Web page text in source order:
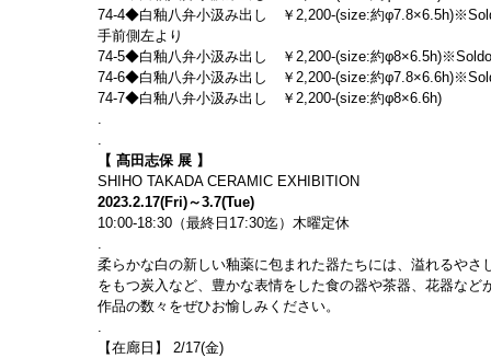
74-4◆白釉八弁小汲み出し　￥2,200-(size:約
手前側左より
74-5◆白釉八弁小汲み出し　￥2,200-(size:約
74-6◆白釉八弁小汲み出し　￥2,200-(size:約
74-7◆白釉八弁小汲み出し　￥2,200-(size:約φ8×6.6h)
【 髙田志保 展 】
SHIHO TAKADA CERAMIC EXHIBITION
2023.2.17(Fri)～3.7(Tue)
10:00-18:30（最終日17:30迄）木曜定休
柔らかな白の新しい釉薬に包まれた器たちには、溢れるや
をもつ炭入など、豊かな表情をした食の器や茶器、花器な
作品の数々をぜひお愉しみください。
【在廊日】 2/17(金)